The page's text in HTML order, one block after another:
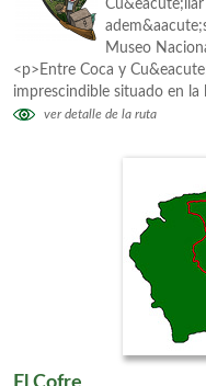
Museo
<p>Entre Coca y
imprescindible situado en la
ver detalle de la ruta